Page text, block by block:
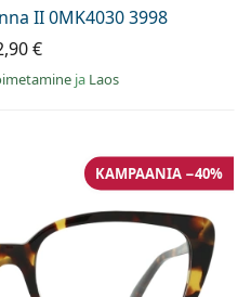
II 0MK4030 3998
€
ja Laos
KAMPAANIA −40%